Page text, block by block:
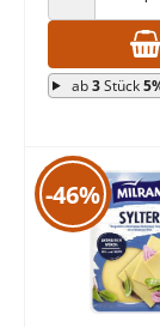
ANZAHL
ab3Stück
-46%